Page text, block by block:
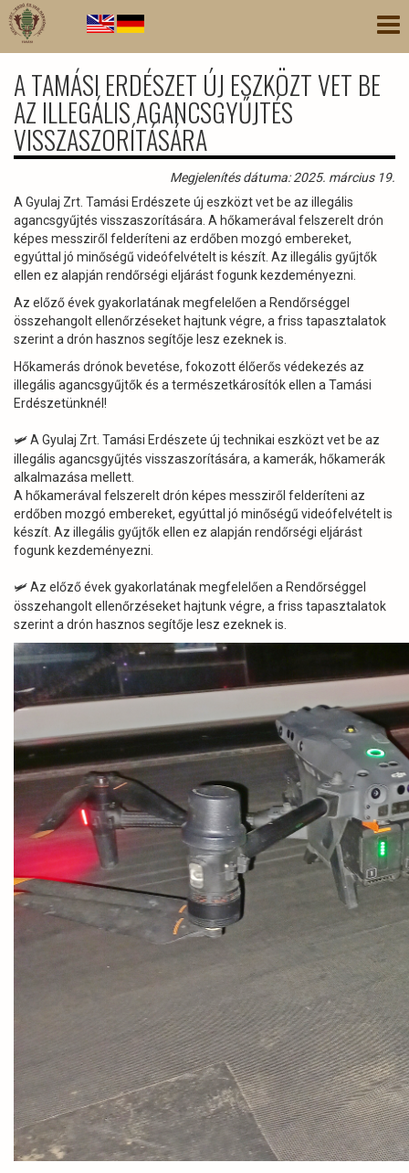
Ugrás
tartalomra
A TAMÁSI ERDÉSZET ÚJ ESZKÖZT VET BE
AZ ILLEGÁLIS AGANCSGYŰJTÉS
VISSZASZORÍTÁSÁRA
Megjelenítés dátuma: 2025. március 19.
A Gyulaj Zrt. Tamási Erdészete új eszközt vet be az illegális
agancsgyűjtés visszaszorítására. A hőkamerával felszerelt drón
képes messziről felderíteni az erdőben mozgó embereket,
egyúttal jó minőségű videófelvételt is készít. Az illegális gyűjtők
ellen ez alapján rendőrségi eljárást fogunk kezdeményezni.
Az előző évek gyakorlatának megfelelően a Rendőrséggel
összehangolt ellenőrzéseket hajtunk végre, a friss tapasztalatok
szerint a drón hasznos segítője lesz ezeknek is.
Hőkamerás drónok bevetése, fokozott élőerős védekezés az
illegális agancsgyűjtők és a természetkárosítók ellen a Tamási
Erdészetünknél!
🛩 A Gyulaj Zrt. Tamási Erdészete új technikai eszközt vet be az
illegális agancsgyűjtés visszaszorítására, a kamerák, hőkamerák
alkalmazása mellett.
A hőkamerával felszerelt drón képes messziről felderíteni az
erdőben mozgó embereket, egyúttal jó minőségű videófelvételt is
készít. Az illegális gyűjtők ellen ez alapján rendőrségi eljárást
fogunk kezdeményezni.
🛩 Az előző évek gyakorlatának megfelelően a Rendőrséggel
összehangolt ellenőrzéseket hajtunk végre, a friss tapasztalatok
szerint a drón hasznos segítője lesz ezeknek is.